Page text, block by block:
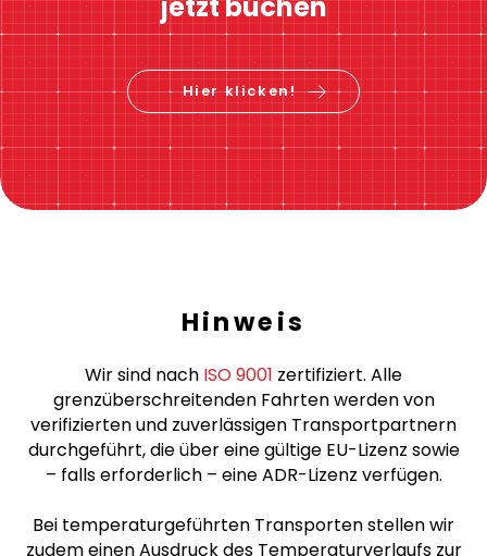
Sofortige Preisberechnung
Preis berechnen &
jetzt buchen
Hinweis
Wir sind nach ISO 9001zertifiziert. Alle
verifizierten und zuverlässigen Transportpartnern
durchgeführt, die über eine gültige EU-Lizenz sowie